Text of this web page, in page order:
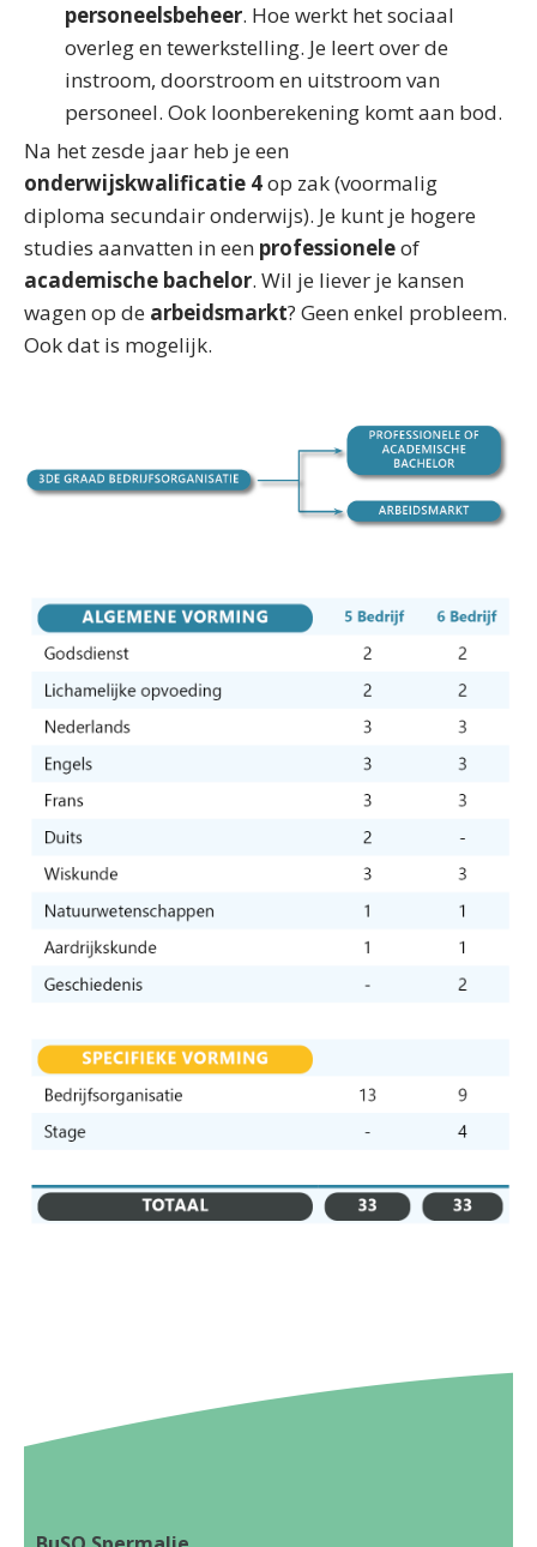
personeelsbeheer. Hoe werkt het sociaal
overleg en tewerkstelling. Je leert over de
instroom, doorstroom en uitstroom van
personeel. Ook loonberekening komt aan bod.
Na het zesde jaar heb je een
onderwijskwalificatie 4op zak (voormalig
diploma secundair onderwijs). Je kunt je hogere
studies aanvatten in een professioneleof
academische bachelor. Wil je liever je kansen
wagen op de arbeidsmarkt? Geen enkel probleem.
Ook dat is mogelijk.